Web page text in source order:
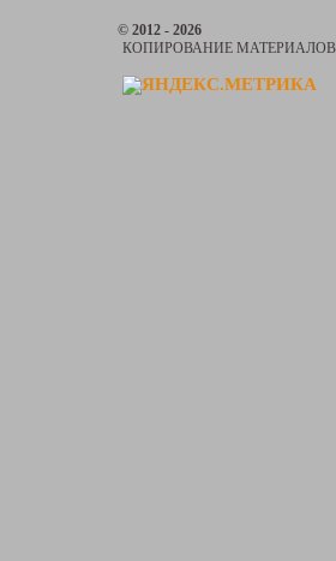
© 2012 - 2026
КОПИРОВАНИЕ